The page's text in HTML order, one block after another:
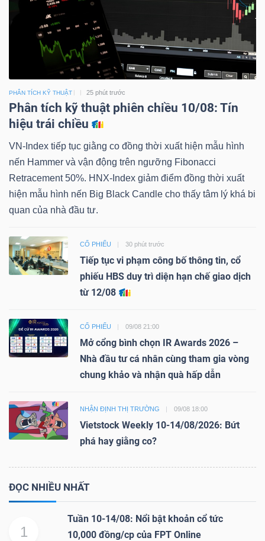
PHÂN TÍCH KỸ THUẬT 25 phút trước
Phân tích kỹ thuật phiên chiều 10/08: Tín
hiệu trái chiều
VN-Index tiếp tục giằng co đồng thời xuất hiện mẫu hình
nến Hammer và vận động trên ngưỡng Fibonacci
Retracement 50%. HNX-Index giảm điểm đồng thời xuất
hiện mẫu hình nến Big Black Candle cho thấy tâm lý khá bi
quan của nhà đầu tư.
CỔ PHIẾU 30 phút trước
Tiếp tục vi phạm công bố thông tin, cổ
phiếu HBS duy trì diện hạn chế giao dịch
từ 12/08
CỔ PHIẾU 09/08 21:00
Mở cổng bình chọn IR Awards 2026 –
Nhà đầu tư cá nhân cùng tham gia vòng
chung khảo và nhận quà hấp dẫn
NHẬN ĐỊNH THỊ TRƯỜNG 09/08 18:00
Vietstock Weekly 10-14/08/2026: Bứt
phá hay giằng co?
ĐỌC NHIỀU NHẤT
1
Tuần 10-14/08: Nổi bật khoản cổ tức
10,000 đồng/cp của FPT Online